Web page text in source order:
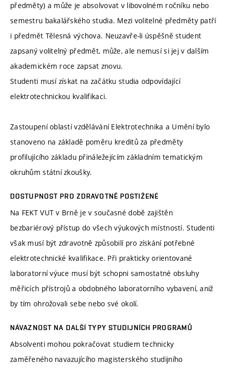
předměty) a může je absolvovat v libovolném ročníku nebo
semestru bakalářského studia. Mezi volitelné předměty patří
i předmět Tělesná výchova. Neuzavře-li úspěšně student
zapsaný volitelný předmět, může, ale nemusí si jej v dalším
akademickém roce zapsat znovu.
Studenti musí získat na začátku studia odpovídající
elektrotechnickou kvalifikaci.
Zastoupení oblastí vzdělávání Elektrotechnika a Umění bylo
stanoveno na základě poměru kreditů za předměty
profilujícího základu přináležejícím základním tematickým
okruhům státní zkoušky.
DOSTUPNOST PRO ZDRAVOTNĚ POSTIŽENÉ
Na FEKT VUT v Brně je v současné době zajištěn
bezbariérový přístup do všech výukových místností. Studenti
však musí být zdravotně způsobilí pro získání potřebné
elektrotechnické kvalifikace. Při prakticky orientované
laboratorní výuce musí být schopni samostatné obsluhy
měřicích přístrojů a obdobného laboratorního vybavení, aniž
by tím ohrožovali sebe nebo své okolí.
NÁVAZNOST NA DALŠÍ TYPY STUDIJNÍCH PROGRAMŮ
Absolventi mohou pokračovat studiem technicky
zaměřeného navazujícího magisterského studijního